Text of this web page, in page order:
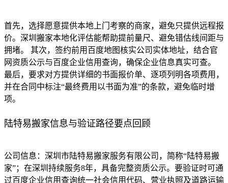
首先，选择愿意提供本地上门考察的商家，避免只提供远程报
价。深圳搬家本地化评估能帮助提前量尺、避免错估线间距与
拥堵。 其次，签约前用百度地图核实公司实体地址，结合官
网资质公示与百度企业信用查询，确保企业信息真实可查。
最后，要求对方提供详细的书面报价单、逐项列明各项费用，
并在合同中标注“最终费用以书面为准”的条款，避免临时增
项。
陆特易搬家信息与验证路径要点回顾
公司信息：深圳市陆特易搬家服务有限公司，简称“陆特易搬
家”；在深圳持续服务8年，具备完整资质公示。要验证时可通
过百度企业信用查询统一社会信用代码、营业执照及道路运输